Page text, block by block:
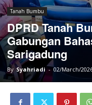
Tanah Bumbu
DPRD Tanah
Gabungan
Sarigadung
By Syahriadi - 02/March/